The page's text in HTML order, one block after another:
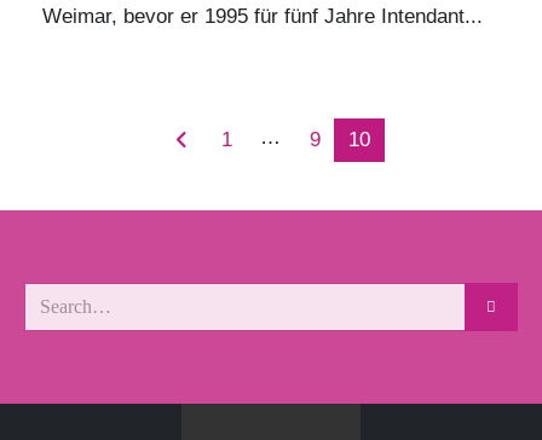
Weimar, bevor er 1995 für fünf Jahre Intendant...
1 … 9 10